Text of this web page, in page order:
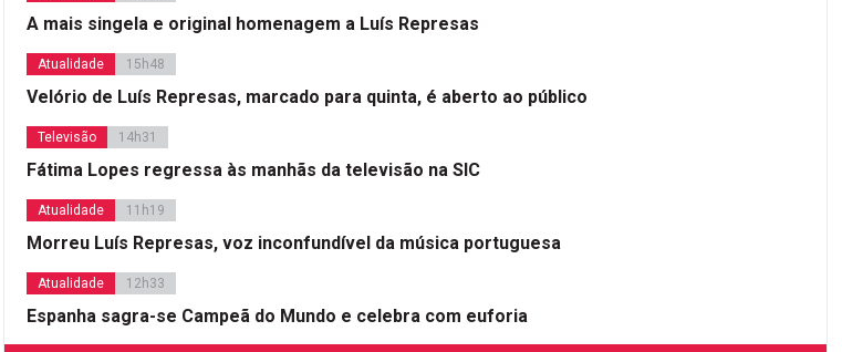
A mais singela e original homenagem a Luís Represas
Atualidade 15h48
Velório de Luís Represas, marcado para quinta, é aberto ao público
Televisão 14h31
Fátima Lopes regressa às manhãs da televisão na SIC
Atualidade 11h19
Morreu Luís Represas, voz inconfundível da música portuguesa
Atualidade 12h33
Espanha sagra-se Campeã do Mundo e celebra com euforia